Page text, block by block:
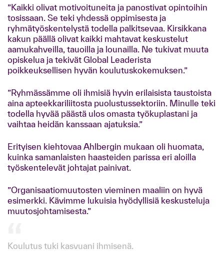
”Kaikki olivat motivoituneita ja panostivat opintoihin
tosissaan. Se teki yhdessä oppimisesta ja
ryhmätyöskentelystä todella palkitsevaa. Kirsikkana
kakun päällä olivat kaikki mahtavat keskustelut
aamukahveilla, tauoilla ja lounailla. Ne tukivat muuta
opiskelua ja tekivät Global Leaderista
poikkeuksellisen hyvän koulutuskokemuksen.”
”Ryhmässämme oli ihmisiä hyvin erilaisista taustoista
aina apteekkariliitosta puolustussektoriin. Minulle teki
todella hyvää päästä ulos omasta työkuplastani ja
vaihtaa heidän kanssaan ajatuksia.”
Erityisen kiehtovaa Ahlbergin mukaan oli huomata,
kuinka samanlaisten haasteiden parissa eri aloilla
työskentelevät johtajat painivat.
”Organisaatiomuutosten vieminen maaliin on hyvä
esimerkki. Kävimme lukuisia hyödyllisiä keskusteluja
muutosjohtamisesta.”
Koulutus tuki kasvuani ihmisenä.